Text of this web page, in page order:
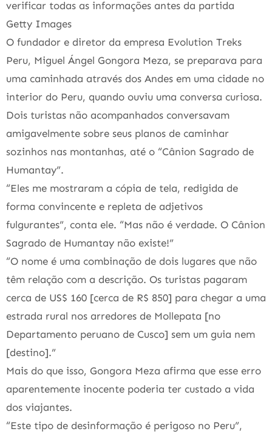
verificar todas as informações antes da partida
Getty Images
O fundador e diretor da empresa Evolution Treks
Peru, Miguel Ángel Gongora Meza, se preparava para
uma caminhada através dos Andes em uma cidade no
interior do Peru, quando ouviu uma conversa curiosa.
Dois turistas não acompanhados conversavam
amigavelmente sobre seus planos de caminhar
sozinhos nas montanhas, até o “Cânion Sagrado de
Humantay”.
“Eles me mostraram a cópia de tela, redigida de
forma convincente e repleta de adjetivos
fulgurantes”, conta ele. “Mas não é verdade. O Cânion
Sagrado de Humantay não existe!”
“O nome é uma combinação de dois lugares que não
têm relação com a descrição. Os turistas pagaram
cerca de US$ 160 [cerca de R$ 850] para chegar a uma
estrada rural nos arredores de Mollepata [no
Departamento peruano de Cusco] sem um guia nem
[destino].”
Mais do que isso, Gongora Meza afirma que esse erro
aparentemente inocente poderia ter custado a vida
dos viajantes.
“Este tipo de desinformação é perigoso no Peru”,